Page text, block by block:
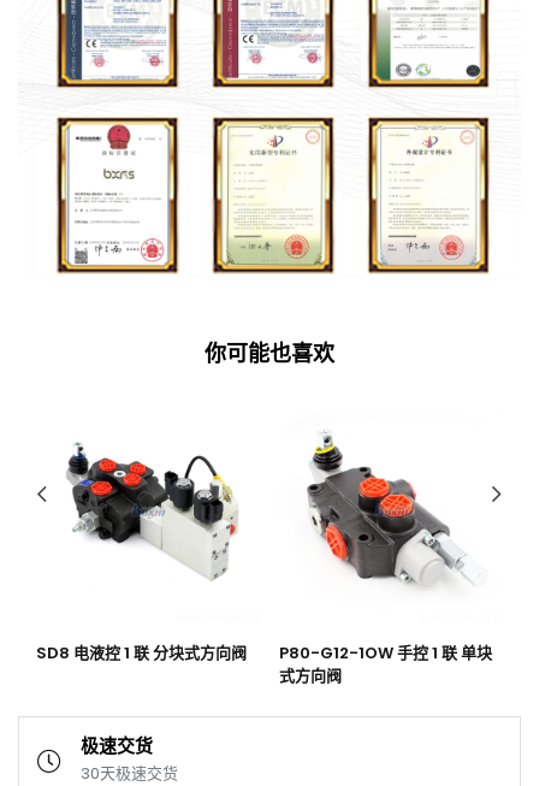
你可能也喜欢
SD8 电液控 1 联 分块式方向阀
P80-G12-1OW 手控 1 联 单块
式方向阀
极速交货
30天极速交货